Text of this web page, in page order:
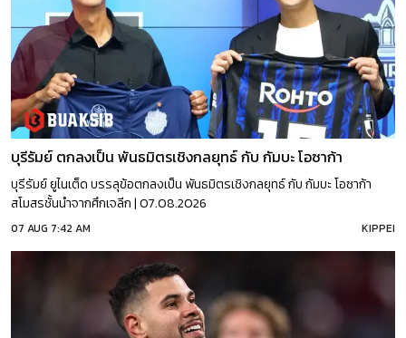
บุรีรัมย์ ตกลงเป็น พันธมิตรเชิงกลยุทธ์ กับ กัมบะ โอซาก้า
บุรีรัมย์ ยูไนเต็ด บรรลุข้อตกลงเป็น พันธมิตรเชิงกลยุทธ์ กับ กัมบะ โอซาก้า
สโมสรชั้นนำจากศึกเจลีก | 07.08.2026
07 AUG 7:42 AM KIPPEI